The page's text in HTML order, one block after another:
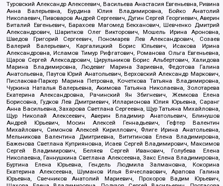
Туровский Александр Алексеевич, Васильева Анастасия Евгеньевна, Ривина
Анна Валерьевна, Бурдина Юлия Владимировна, Бойко Анатолий
Николаевич, Пивоваров Андрей Сергеевич, Дугин Сергей Георгиевич, Аверин
Виталий Евгеньевич, Барахоев Магомед Бекханович, Шевченко Дмитрий
Александрович, Шарипков Олег Викторович, Мошель Ирина Ароновна,
Шведов Григорий Сергеевич, Пономарев Лев Александрович, Созаев
Валерий Валерьевич, Каргалицкий Борис Юльевич, Исакова Ирина
Александровна, Исламов Тимур Рифгатович, Романова Ольга Евгеньевна,
Щаров Сергей Алексадрович, Цирульников Борис Альбертович, Халидова
Марина Владимировна, Людевиг Марина Зариевна, Федотова Галина
Анатольевна, Паутов Юрий Анатольевич, Верховский Александр Маркович,
Пислакова-Паркер Марина Петровна, Кочеткова Татьяна Владимировна,
Чуркина Наталья Валерьевна, Акимова Татьяна Николаевна, Золотарева
Екатерина Александровна, Рачинский Ян Збигневич, Жемкова Елена
Борисовна, Гудков Лев Дмитриевич, Илларионова Юлия Юрьевна, Саранг
Анна Васильевна, Захарова Светлана Сергеевна, Щур Татьяна Михайловна,
Щур Николай Алексеевич, Аверин Владимир Анатольевич, Блинушов
Андрей Юрьевич, Мосин Алексей Геннадьевич, Гефтер Валентин
Михайлович, Симонов Алексей Кириллович, Флиге Ирина Анатольевна,
Мельникова Валентина Дмитриевна, Вититинова Елена Владимировна,
Баженова Светлана Куприяновна, Исаев Сергей Владимирович, Максимов
Сергей Владимирович, Беляев Сергей Иванович, Голубева Елена
Николаевна, Ганнушкина Светлана Алексеевна, Закс Елена Владимировна,
Буртина Елена Юрьевна, Гендель Людмила Залмановна, Кокорина
Екатерина Алексеевна, Шуманов Илья Вячеславович, Арапова Галина
Юрьевна, Свечников Анатолий Мариевич, Прохоров Вадим Юрьевич,